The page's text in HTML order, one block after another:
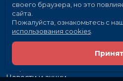
Скоро в кино
Новости и акции
своего браузера, но это
сайта.
Пожалуйста, ознакомьтесь с
использования cookies